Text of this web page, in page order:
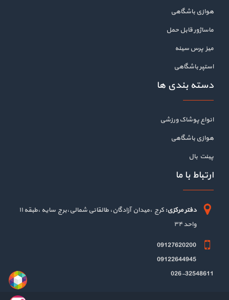
هوازی باشگاهی
ماساژور قابل حمل
میز پرس سینه
استپر باشگاهی
دسته بندی ها
انواع پوشاک ورزشی
هوازی باشگاهی
پینت بال
ارتباط با ما
دفتر مرکزی:
کرج ،میدان آزادگان، طالقانی شمالی،برج سایه ،طبقه ۱۱
واحد ۳۴
09127620200
09122644945
026-32548611